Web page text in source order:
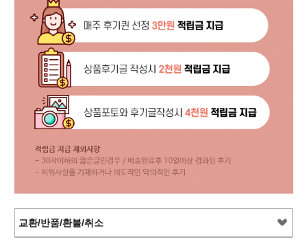
교환/반품/환불/취소